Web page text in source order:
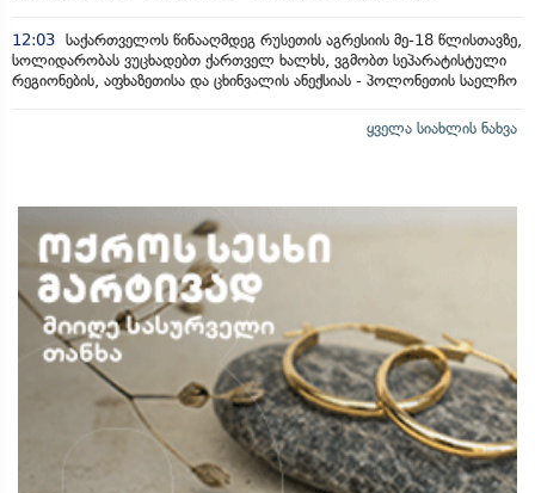
12:03 საქართველოს წინააღმდეგ რუსეთის აგრესიის მე-18 წლისთავზე,
სოლიდარობას ვუცხადებთ ქართველ ხალხს, ვგმობთ სეპარატისტული
რეგიონების, აფხაზეთისა და ცხინვალის ანექსიას - პოლონეთის საელჩო
ყველა სიახლის ნახვა